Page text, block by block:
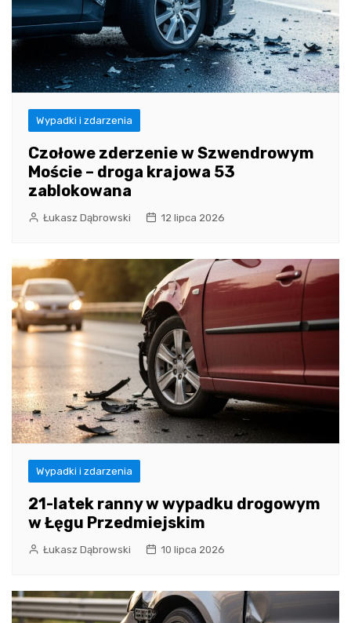
Wypadki i zdarzenia
Czołowe zderzenie w Szwendrowym
Moście – droga krajowa 53
zablokowana
Łukasz Dąbrowski 12 lipca 2026
Wypadki i zdarzenia
21-latek ranny w wypadku drogowym
w Łęgu Przedmiejskim
Łukasz Dąbrowski 10 lipca 2026